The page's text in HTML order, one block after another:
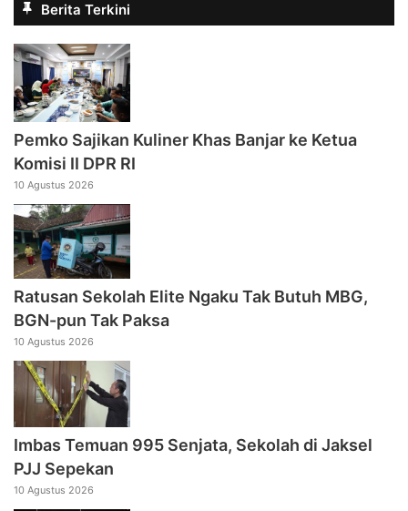
Berita Terkini
Pemko Sajikan Kuliner Khas Banjar ke Ketua
Komisi II DPR RI
10 Agustus 2026
Ratusan Sekolah Elite Ngaku Tak Butuh MBG,
BGN-pun Tak Paksa
10 Agustus 2026
Imbas Temuan 995 Senjata, Sekolah di Jaksel
PJJ Sepekan
10 Agustus 2026